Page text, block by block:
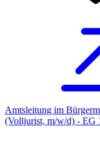
Amtsleitung im
(Volljurist, m/w/d) - EG